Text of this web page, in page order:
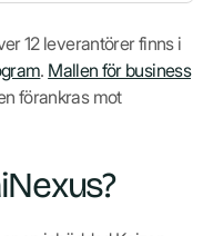
12 leverantörer finns i
. Mallen för business
förankras mot